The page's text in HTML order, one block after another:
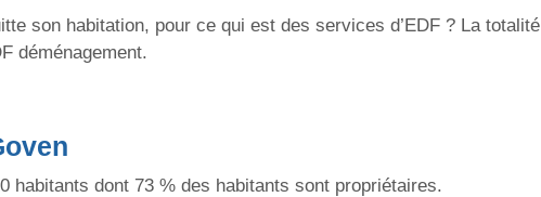
son habitation, pour ce qui est des services d’EDF ? La
déménagement.
habitants dont 73 % des habitants sont propriétaires.